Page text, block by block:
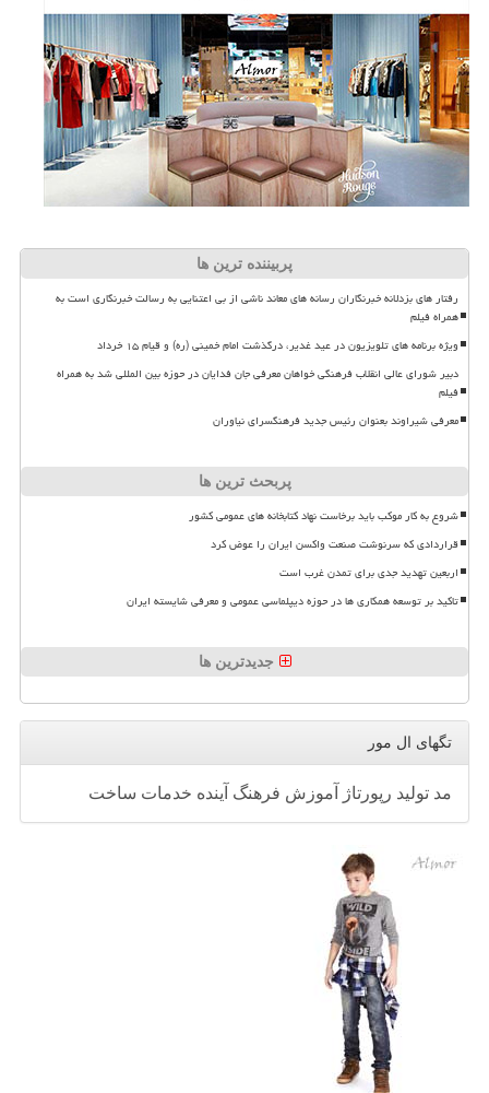
پربیننده ترین ها
رفتار های بزدلانه خبرنگاران رسانه های معاند ناشی از بی اعتنایی به رسالت خبرنگاری است به
همراه فیلم
ویژه برنامه های تلویزیون در عید غدیر، درگذشت امام خمینی (ره) و قیام ۱۵ خرداد
دبیر شورای عالی انقلاب فرهنگی خواهان معرفی جان فدایان در حوزه بین المللی شد به همراه
فیلم
معرفی شیراوند بعنوان رئیس جدید فرهنگسرای نیاوران
پربحث ترین ها
شروع به کار موکب باید برخاست نهاد کتابخانه های عمومی کشور
قراردادی که سرنوشت صنعت واکسن ایران را عوض کرد
اربعین تهدید جدی برای تمدن غرب است
تاکید بر توسعه همکاری ها در حوزه دیپلماسی عمومی و معرفی شایسته ایران
جدیدترین ها
تگهای ال مور
مد تولید رپورتاژ آموزش فرهنگ آینده خدمات ساخت